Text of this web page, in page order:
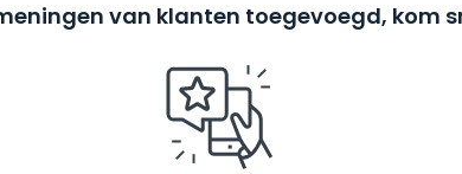
van klanten toegevoegd, kom